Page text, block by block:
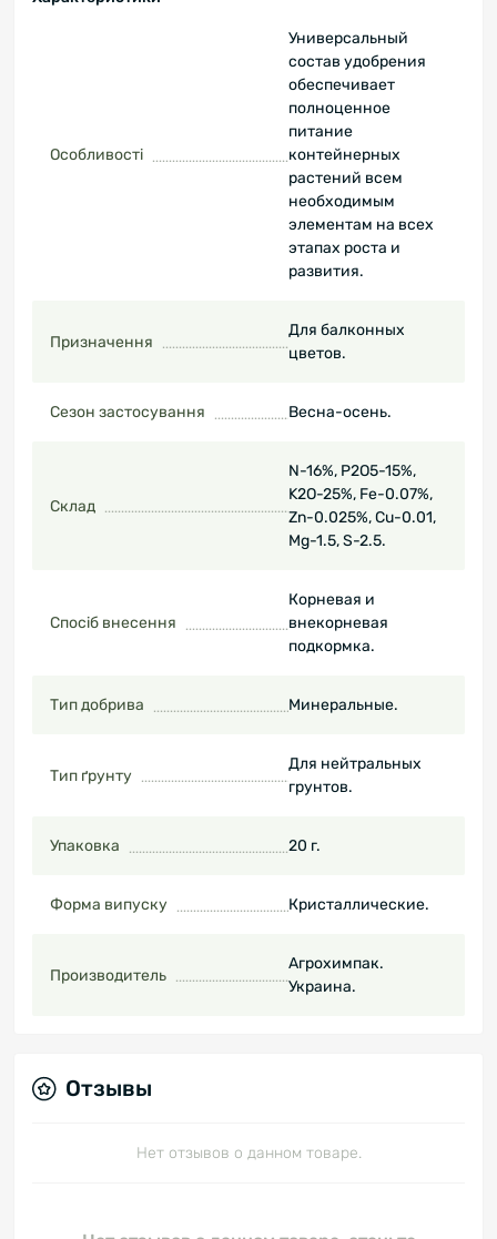
Особливості
Универсальный
состав удобрения
обеспечивает
полноценное
питание
контейнерных
растений всем
необходимым
элементам на всех
этапах роста и
развития.
Призначення
Для балконных
цветов.
Сезон застосування Весна-осень.
Склад
N-16%, P2O5-15%,
K2O-25%, Fe-0.07%,
Zn-0.025%, Cu-0.01,
Mg-1.5, S-2.5.
Спосіб внесення
Корневая и
внекорневая
подкормка.
Тип добрива Минеральные.
Тип ґрунту
Для нейтральных
грунтов.
Упаковка 20 г.
Форма випуску Кристаллические.
Производитель
Агрохимпак.
Украина.
Отзывы
Нет отзывов о данном товаре.